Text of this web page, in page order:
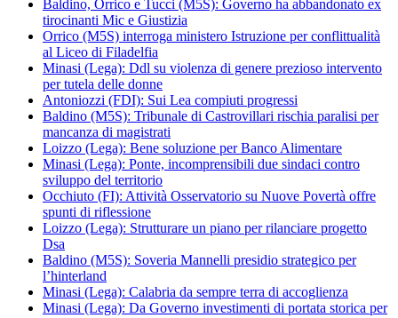
Baldino, Orrico e Tucci (M5S): Governo ha abbandonato ex
tirocinanti Mic e Giustizia
Orrico (M5S) interroga ministero Istruzione per conflittualità
al Liceo di Filadelfia
Minasi (Lega): Ddl su violenza di genere prezioso intervento
per tutela delle donne
Antoniozzi (FDI): Sui Lea compiuti progressi
Baldino (M5S): Tribunale di Castrovillari rischia paralisi per
mancanza di magistrati
Loizzo (Lega): Bene soluzione per Banco Alimentare
Minasi (Lega): Ponte, incomprensibili due sindaci contro
sviluppo del territorio
Occhiuto (FI): Attività Osservatorio su Nuove Povertà offre
spunti di riflessione
Loizzo (Lega): Strutturare un piano per rilanciare progetto
Dsa
Baldino (M5S): Soveria Mannelli presidio strategico per
l’hinterland
Minasi (Lega): Calabria da sempre terra di accoglienza
Minasi (Lega): Da Governo investimenti di portata storica per